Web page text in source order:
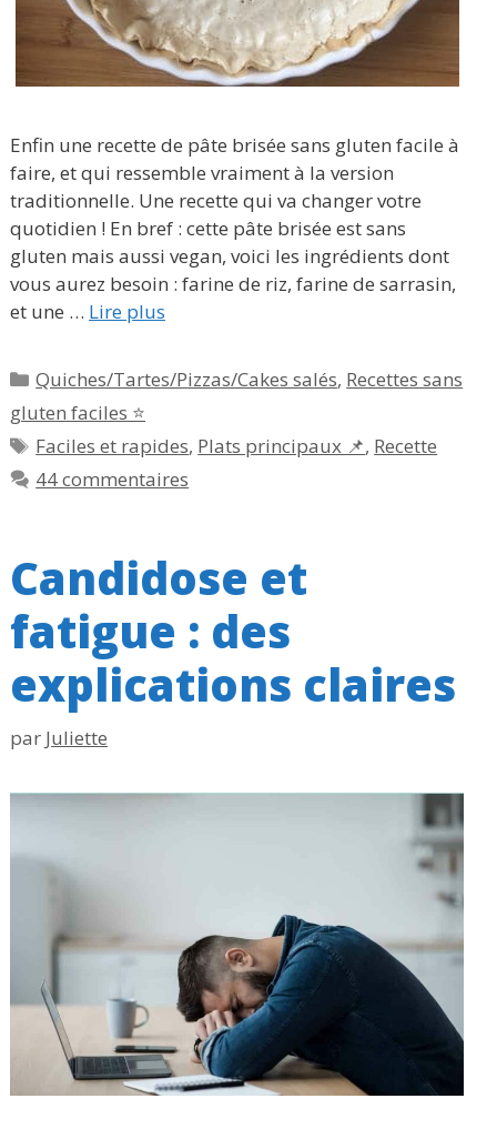
Enfin une recette de pâte brisée sans gluten facile à
faire, et qui ressemble vraiment à la version
traditionnelle. Une recette qui va changer votre
quotidien ! En bref : cette pâte brisée est sans
gluten mais aussi vegan, voici les ingrédients dont
vous aurez besoin : farine de riz, farine de sarrasin,
et une … Lire plus
Catégories
Quiches/Tartes/Pizzas/Cakes salés, Recettes sans
gluten faciles ⭐
Étiquettes
Faciles et rapides, Plats principaux 📌, Recette
44 commentaires
Candidose et
fatigue : des
explications claires
par Juliette